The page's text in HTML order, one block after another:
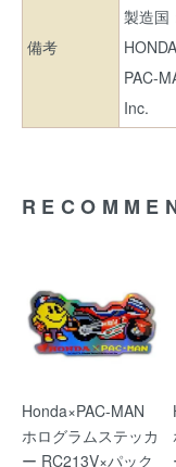
備考
製造国
PAC-
Inc.
Honda×PAC-MAN
ホログラムステッカ
ー RC213V×パック